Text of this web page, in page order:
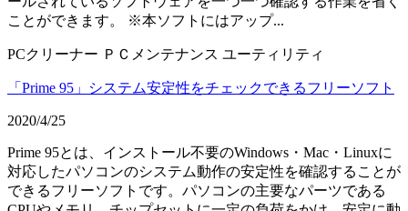
ことができます。 ※本ソフトにはアップ...
PCクリーナー ＰＣメンテナンス ユーティリティ
「Prime 95」システム安定性をチェックできるフリーソフト
2020/4/25
Prime 95とは、インストール不要のWindows・Mac・Linuxに
対応したパソコンのシステム動作の安定性を確認することが
できるフリーソフトです。パソコンの主要なパーツである